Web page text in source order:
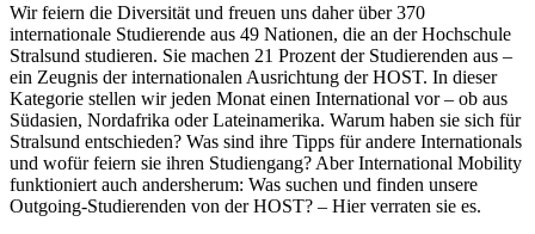
Wir feiern die Diversität und freuen uns daher über 370
internationale Studierende aus 49 Nationen, die an der Hochschule
Stralsund studieren. Sie machen 21 Prozent der Studierenden aus –
ein Zeugnis der internationalen Ausrichtung der HOST. In dieser
Kategorie stellen wir jeden Monat einen International vor – ob aus
Südasien, Nordafrika oder Lateinamerika. Warum haben sie sich für
Stralsund entschieden? Was sind ihre Tipps für andere Internationals
und wofür feiern sie ihren Studiengang? Aber International Mobility
funktioniert auch andersherum: Was suchen und finden unsere
Outgoing-Studierenden von der HOST? – Hier verraten sie es.